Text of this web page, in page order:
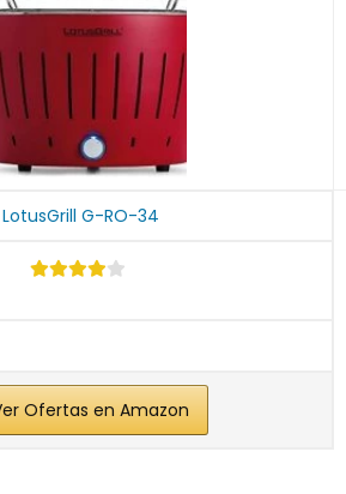
LotusGrill G-RO-34
Ofertas en Amazon